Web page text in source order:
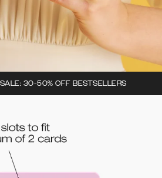
30-50% OFF BESTSELLERS